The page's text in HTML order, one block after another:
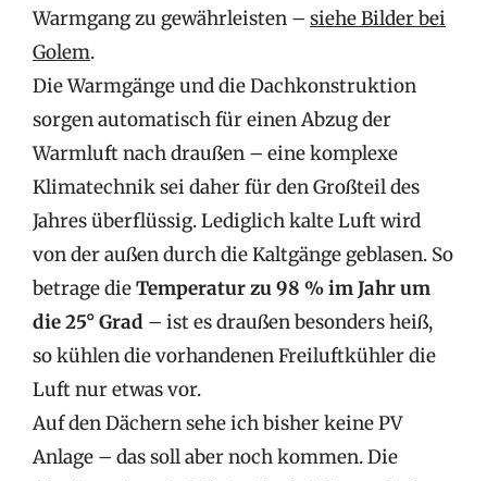
Warmgang zu gewährleisten – siehe Bilder bei
Golem.
Die Warmgänge und die Dachkonstruktion
sorgen automatisch für einen Abzug der
Warmluft nach draußen – eine komplexe
Klimatechnik sei daher für den Großteil des
Jahres überflüssig. Lediglich kalte Luft wird
von der außen durch die Kaltgänge geblasen. So
betrage dieTemperatur zu 98 % im Jahr um
die 25° Grad – ist es draußen besonders heiß,
so kühlen die vorhandenen Freiluftkühler die
Luft nur etwas vor.
Auf den Dächern sehe ich bisher keine PV
Anlage – das soll aber noch kommen. Die